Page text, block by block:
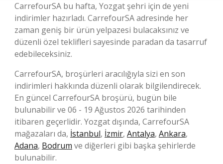
CarrefourSA bu hafta, Yozgat şehri için de yeni
indirimler hazırladı. CarrefourSA adresinde her
zaman geniş bir ürün yelpazesi bulacaksınız ve
düzenli özel teklifleri sayesinde paradan da tasarruf
edebileceksiniz.
CarrefourSA, broşürleri aracılığıyla sizi en son
indirimleri hakkında düzenli olarak bilgilendirecek.
En güncel CarrefourSA broşürü, bugün bile
bulunabilir ve 06 - 19 Ağustos 2026 tarihinden
itibaren geçerlidir. Yozgat dışında, CarrefourSA
mağazaları da, İstanbul, İzmir, Antalya, Ankara,
Adana, Bodrum ve diğerleri gibi başka şehirlerde
bulunabilir.